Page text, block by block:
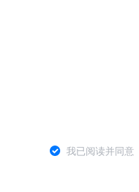
我已阅读并同意